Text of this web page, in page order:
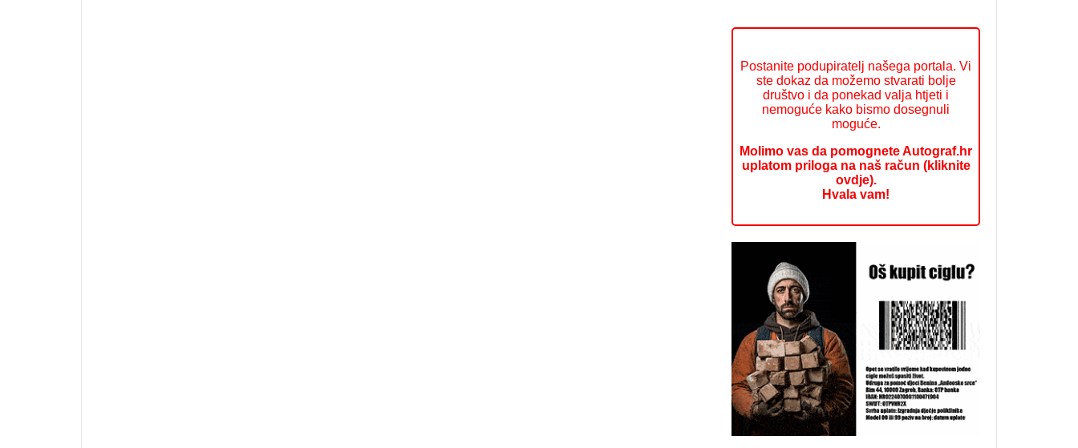
Postanite podupiratelj našega portala. Vi
ste dokaz da možemo stvarati bolje
društvo i da ponekad valja htjeti i
nemoguće kako bismo dosegnuli
moguće.
Molimo vas da pomognete Autograf.hr
uplatom priloga na naš račun (kliknite
ovdje).
Hvala vam!